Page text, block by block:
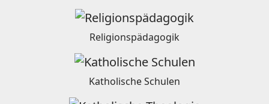
Religionspädagogik
Katholische Schulen